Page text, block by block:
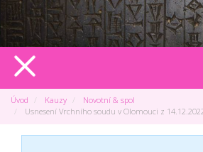
Úvod Kauzy
Novotní & spol
Usnesení Vrchního soudu v Olomouci z